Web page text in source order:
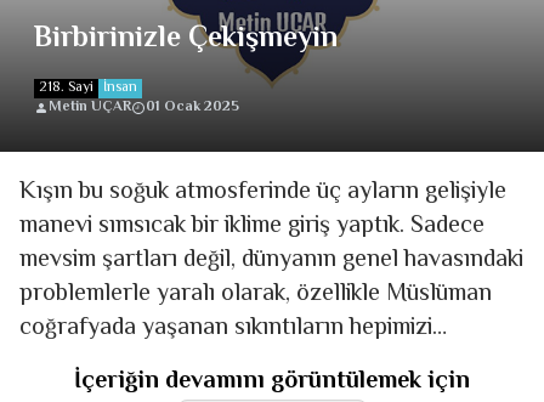
Birbirinizle Çekişmeyin
218. Sayi İnsan
Metin UÇAR
01 Ocak 2025
Kışın bu soğuk atmosferinde üç ayların gelişiyle
manevi sımsıcak bir iklime giriş yaptık. Sadece
mevsim şartları değil, dünyanın genel havasındaki
problemlerle yaralı olarak, özellikle Müslüman
coğrafyada yaşanan sıkıntıların hepimizi
paraladığı, üzdüğü şu zamanda üç ayların
İçeriğin devamını görüntülemek için